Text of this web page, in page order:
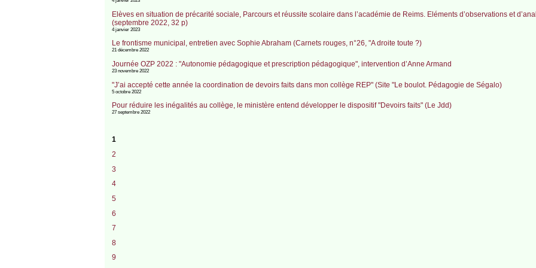
Elèves en situation de précarité sociale, Parcours et réussite scolaire dans l’académie de Reims. Eléments d’observations et
(septembre 2022, 32 p)
4 janvier 2023
Le frontisme municipal, entretien avec Sophie Abraham (Carnets rouges, n°26, "A droite toute ?)
21 décembre 2022
Journée OZP 2022 : "Autonomie pédagogique et prescription pédagogique", intervention d’Anne Armand
23 novembre 2022
"J’ai accepté cette année la coordination de devoirs faits dans mon collège REP" (Site "Le boulot. Pédagogie de Ségalo)
5 octobre 2022
Pour réduire les inégalités au collège, le ministère entend développer le dispositif "Devoirs faits" (Le Jdd)
27 septembre 2022
1
2
3
4
5
6
7
8
9